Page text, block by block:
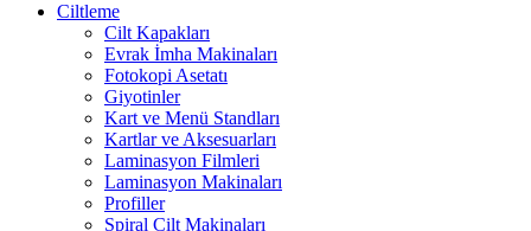
Ciltleme
Cilt Kapakları
Evrak İmha Makinaları
Fotokopi Asetatı
Giyotinler
Kart ve Menü Standları
Kartlar ve Aksesuarları
Laminasyon Filmleri
Laminasyon Makinaları
Profiller
Spiral Cilt Makinaları